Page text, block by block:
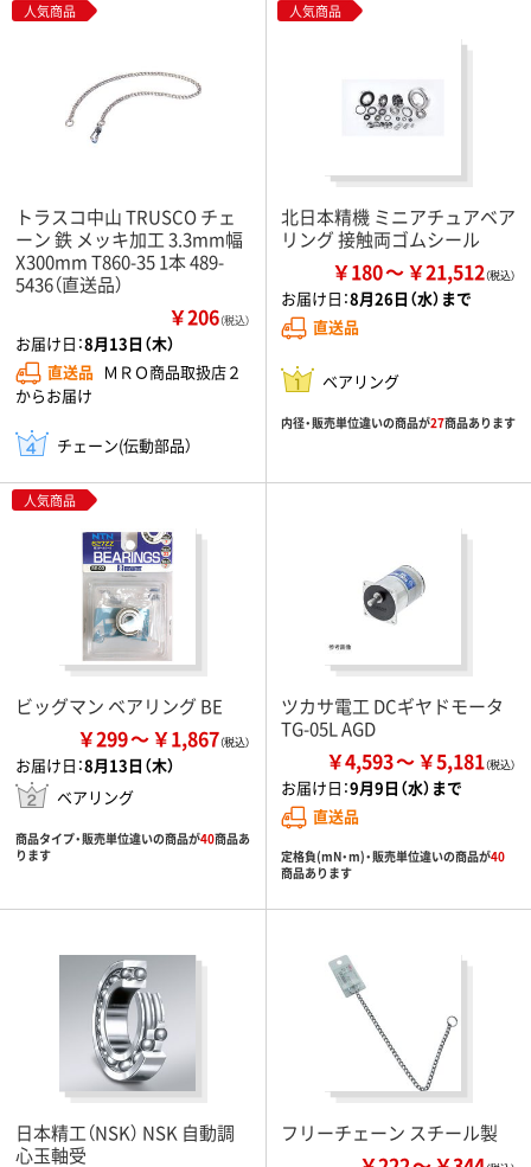
人気商品
トラスコ中山 TRUSCO チェ
ーン 鉄 メッキ加工 3.3mm幅
X300mm T860-35 1本 489-
5436（直送品）
￥206（税込）
お届け日：8月13日（木）
直送品 ＭＲＯ商品取扱店２
からお届け
チェーン(伝動部品）
人気商品
北日本精機 ミニアチュアベア
リング 接触両ゴムシール
￥180 ￥21,512
お届け日：8月26日（水）まで
直送品
ベアリング
内径・販売単位違いの商品が27商品あります
人気商品
ビッグマン ベアリング BE
￥299 ￥1,867
お届け日：8月13日（木）
ベアリング
商品タイプ・販売単位違いの商品が40商品あ
ります
ツカサ電工 DCギヤドモータ
TG-05L AGD
￥4,593 ￥5,181
お届け日：9月9日（水）まで
直送品
定格負(mN・m)・販売単位違いの商品が40
商品あります
日本精工（NSK） NSK 自動調
心玉軸受
フリーチェーン スチール製